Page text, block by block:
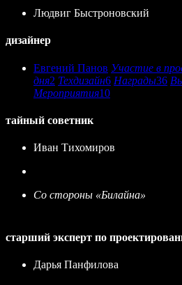
Людвиг Быстроновский
дизайнер
Евгений Панов Участие в
дня2 Техдизайн6 Награды36
Мероприятия10
тайный советник
Иван Тихомиров
Со стороны «Билайна»
старший эксперт по
Дарья Панфилова